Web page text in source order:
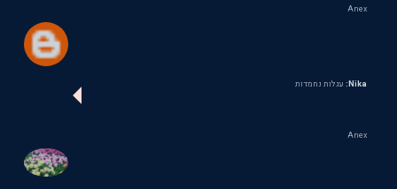
Anex
Nika: עגלות נחמדות
Anex